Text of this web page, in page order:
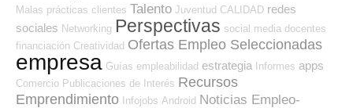
Malas prácticas clientes Talento Juventud CALIDAD redes
sociales Networking Perspectivas social media docentes
financiación Creatividad Ofertas Empleo Seleccionadas
empresa Guías empleabilidad estrategia Informes apps
Comercio Publicaciones de Interés Recursos
Emprendimiento Infojobs Android Noticias Empleo-